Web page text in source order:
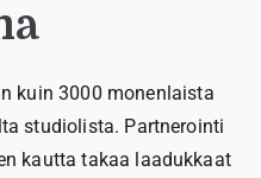
kuin 3000 monenlaista
studiolista. Partnerointi
kautta takaa laadukkaat